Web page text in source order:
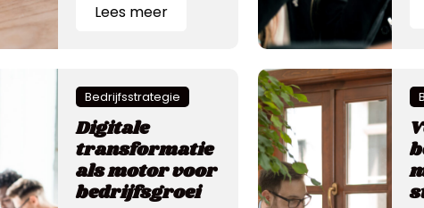
Lees meer
Bedrijfsstrategie
Digitale
transformatie
als motor voor
bedrijfsgroei